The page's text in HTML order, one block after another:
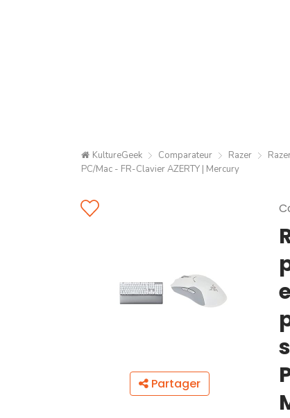
KultureGeek Comparateur Razer
PC/Mac - FR-Clavier AZERTY | Mercury
Partager